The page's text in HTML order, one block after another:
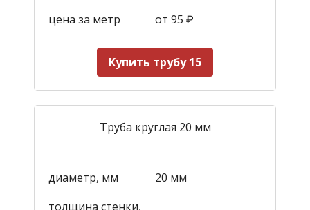
цена за метр от 95 ₽
Купить трубу 15
Труба круглая 20 мм
диаметр, мм
20 мм
толщина стенки,